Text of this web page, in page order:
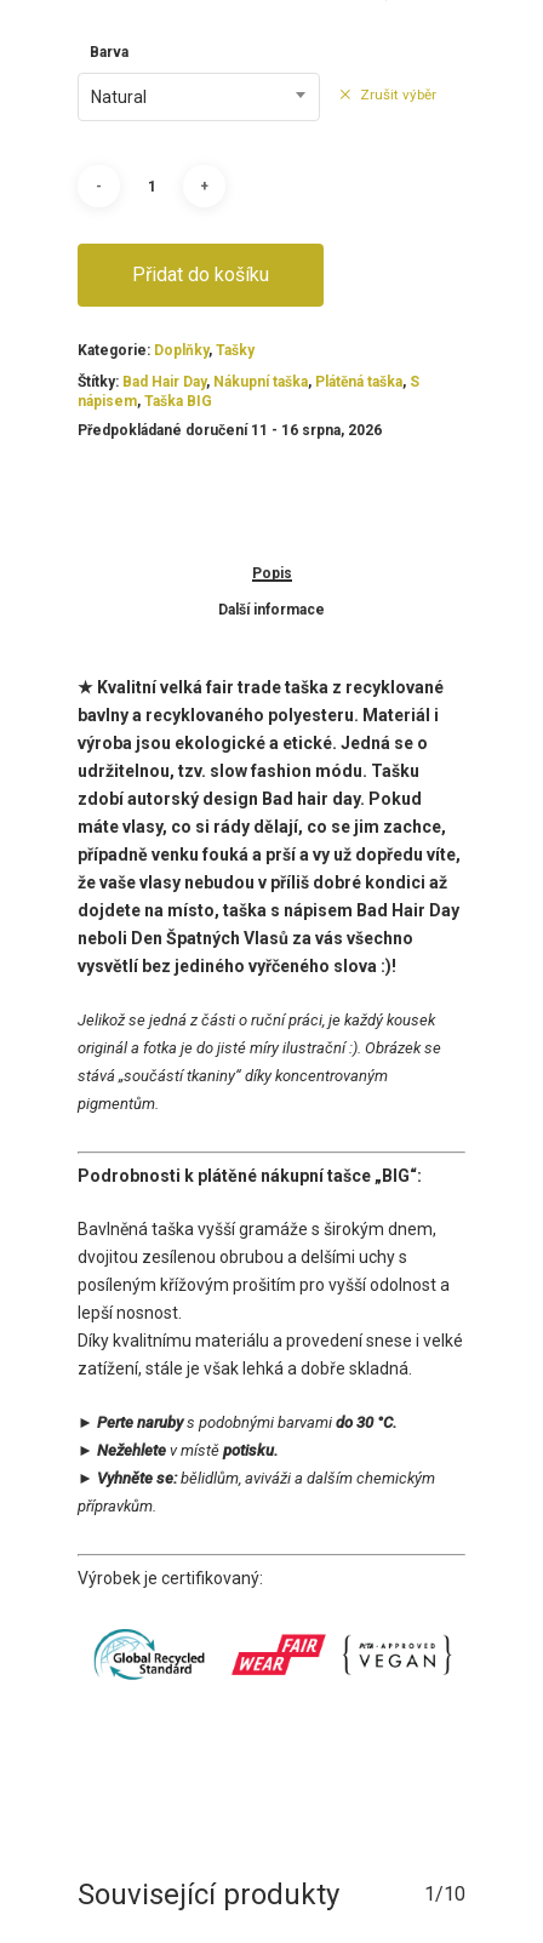
Barva
Natural Zrušit výběr
Přidat do košíku
Kategorie: Doplňky, Tašky
Štítky: Bad Hair Day, Nákupní taška, Plátěná taška, S
nápisem, Taška BIG
Předpokládané doručení 11 - 16 srpna, 2026
Popis
Další informace
★ Kvalitní velká fair trade taška z recyklované
bavlny a recyklovaného polyesteru. Materiál i
výroba jsou ekologické a etické. Jedná se o
udržitelnou, tzv. slow fashion módu. Tašku
zdobí autorský design Bad hair day. Pokud
máte vlasy, co si rády dělají, co se jim zachce,
případně venku fouká a prší a vy už dopředu víte,
že vaše vlasy nebudou v příliš dobré kondici až
dojdete na místo, taška s nápisem Bad Hair Day
neboli Den Špatných Vlasů za vás všechno
vysvětlí bez jediného vyřčeného slova :)!
Jelikož se jedná z části o ruční práci, je každý kousek
originál a fotka je do jisté míry ilustrační :). Obrázek se
stává „součástí tkaniny“ díky koncentrovaným
pigmentům.
Podrobnosti k plátěné nákupní tašce „BIG“:
Bavlněná taška vyšší gramáže s širokým dnem,
dvojitou zesílenou obrubou a delšími uchy s
posíleným křížovým prošitím pro vyšší odolnost a
lepší nosnost.
Díky kvalitnímu materiálu a provedení snese i velké
zatížení, stále je však lehká a dobře skladná.
► Perte narubys podobnými barvami do 30 °C.
► Nežehlete v místě potisku.
► Vyhněte se:bělidlům, aviváži a dalším chemickým
přípravkům.
Výrobek je certifikovaný:
Související produkty 1/10